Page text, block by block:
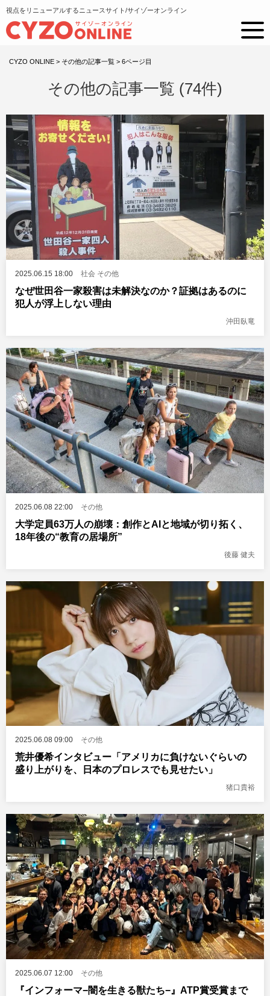
視点をリニューアルするニュースサイト/サイゾーオンライン
CYZO ONLINE > その他の記事一覧 > 6ページ目
その他の記事一覧 (74件)
2025.06.15 18:00 社会 その他
なぜ世田谷一家殺害は未解決なのか？証拠はあるのに
犯人が浮上しない理由
沖田臥竜
2025.06.08 22:00 その他
大学定員63万人の崩壊：創作とAIと地域が切り拓く、
18年後の“教育の居場所”
後藤 健夫
2025.06.08 09:00 その他
荒井優希インタビュー「アメリカに負けないぐらいの
盛り上がりを、日本のプロレスでも見せたい」
猪口貴裕
2025.06.07 12:00 その他
『インフォーマ−闇を生きる獣たち−』ATP賞受賞まで